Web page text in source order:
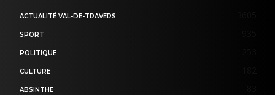
ACTUALITÉ VAL-DE-TRAVERS
SPORT
POLITIQUE
CULTURE
ABSINTHE